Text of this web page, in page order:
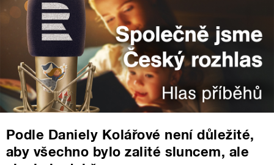
Podle Daniely Kolářové není důležité,
aby všechno bylo zalité sluncem, ale